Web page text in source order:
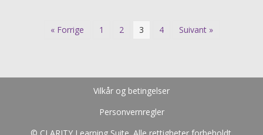
« Forrige 1 2 3 4 Suivant »
Vilkår og betingelser
Personvernregler